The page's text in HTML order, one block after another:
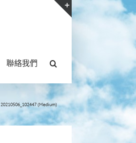
聯絡我們
20210506_102447 (Medium)
Toggle
Area